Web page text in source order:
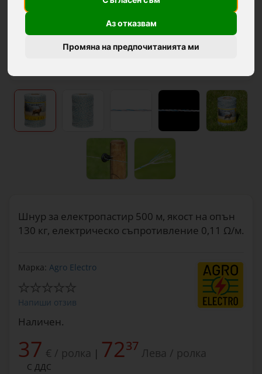
Аз отказвам
Промяна на предпочитанията ми
Шнур за електропастир 500 м, якост на опън
130 кг, електрическо съпротивление 0,11 Ω/м.
Марка: Agro Electro
Напиши отзив
Наличен.
37 € / ролка | 7237 Лева / ролка
С ДДС